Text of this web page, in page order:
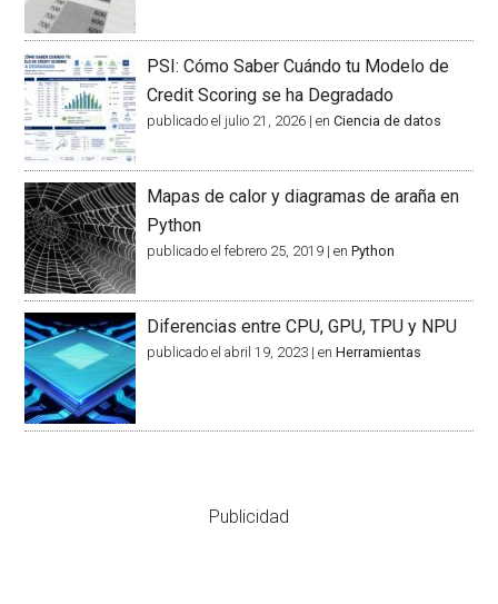
PSI: Cómo Saber Cuándo tu Modelo de
Credit Scoring se ha Degradado
publicado el julio 21, 2026 |enCiencia de datos
Mapas de calor y diagramas de araña en
Python
publicado el febrero 25, 2019 |enPython
Diferencias entre CPU, GPU, TPU y NPU
publicado el abril 19, 2023 |enHerramientas
Publicidad